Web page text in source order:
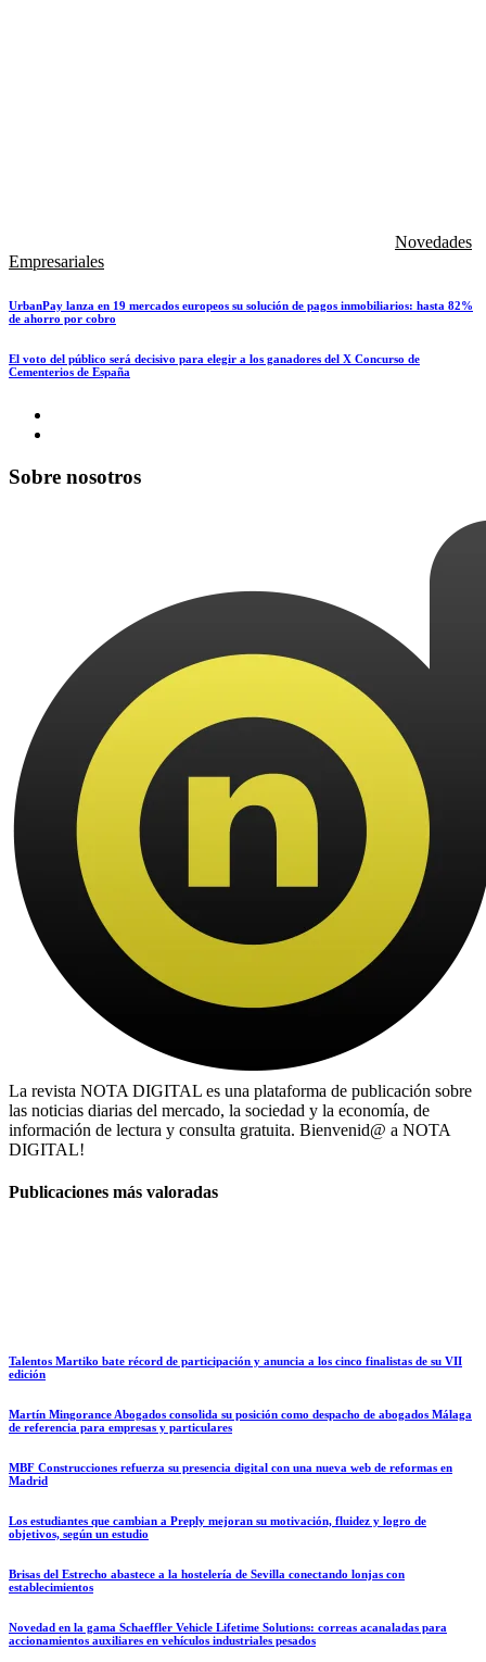
Novedades
Empresariales
UrbanPay lanza en 19 mercados europeos su solución de pagos inmobiliarios: hasta 82%
de ahorro por cobro
El voto del público será decisivo para elegir a los ganadores del X Concurso de
Cementerios de España
Sobre nosotros
La revista NOTA DIGITAL es una plataforma de publicación sobre
las noticias diarias del mercado, la sociedad y la economía, de
información de lectura y consulta gratuita. Bienvenid@ a NOTA
DIGITAL!
Publicaciones más valoradas
Talentos Martiko bate récord de participación y anuncia a los cinco finalistas de su VII
edición
Martín Mingorance Abogados consolida su posición como despacho de abogados Málaga
de referencia para empresas y particulares
MBF Construcciones refuerza su presencia digital con una nueva web de reformas en
Madrid
Los estudiantes que cambian a Preply mejoran su motivación, fluidez y logro de
objetivos, según un estudio
Brisas del Estrecho abastece a la hostelería de Sevilla conectando lonjas con
establecimientos
Novedad en la gama Schaeffler Vehicle Lifetime Solutions: correas acanaladas para
accionamientos auxiliares en vehículos industriales pesados